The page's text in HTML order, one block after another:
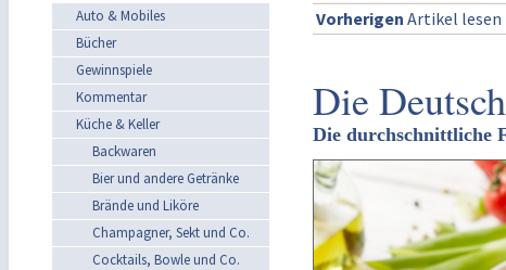
Auto & Mobiles
Bücher
Gewinnspiele
Kommentar
Küche & Keller
Backwaren
Bier und andere Getränke
Brände und Liköre
Champagner, Sekt und Co.
Cocktails, Bowle und Co.
Vorherigen Artikel lesen
Die
Die durchschnittliche